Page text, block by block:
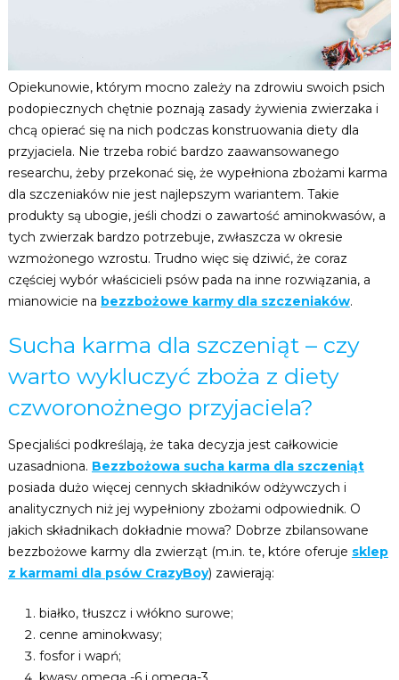
Opiekunowie, którym mocno zależy na zdrowiu swoich psich
podopiecznych chętnie poznają zasady żywienia zwierzaka i
chcą opierać się na nich podczas konstruowania diety dla
przyjaciela. Nie trzeba robić bardzo zaawansowanego
researchu, żeby przekonać się, że wypełniona zbożami karma
dla szczeniaków nie jest najlepszym wariantem. Takie
produkty są ubogie, jeśli chodzi o zawartość aminokwasów, a
tych zwierzak bardzo potrzebuje, zwłaszcza w okresie
wzmożonego wzrostu. Trudno więc się dziwić, że coraz
częściej wybór właścicieli psów pada na inne rozwiązania, a
mianowicie na bezzbożowe karmy dla szczeniaków.
Sucha karma dla szczeniąt – czy
warto wykluczyć zboża z diety
czworonożnego przyjaciela?
Specjaliści podkreślają, że taka decyzja jest całkowicie
uzasadniona. Bezzbożowa sucha karma dla szczeniąt
posiada dużo więcej cennych składników odżywczych i
analitycznych niż jej wypełniony zbożami odpowiednik. O
jakich składnikach dokładnie mowa? Dobrze zbilansowane
bezzbożowe karmy dla zwierząt (m.in. te, które oferuje sklep
z karmami dla psów CrazyBoy) zawierają:
białko, tłuszcz i włókno surowe;
cenne aminokwasy;
fosfor i wapń;